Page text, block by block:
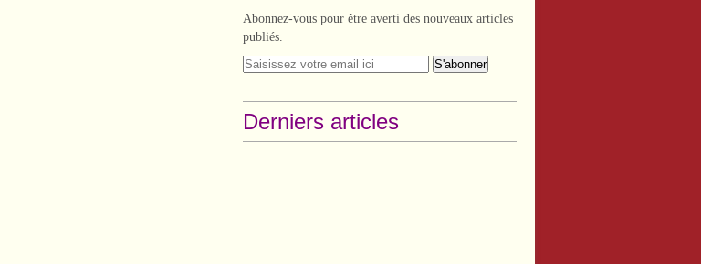
Abonnez-vous pour être averti des nouveaux articles
publiés.
Derniers articles